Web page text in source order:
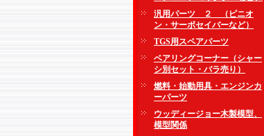
汎用パーツ ２ （ピニオ
ン・サーボセイバーなど）
TGS用スペアパーツ
ベアリングコーナー（シャー
シ別セット・バラ売り）
燃料・始動用具・エンジンカ
ーパーツ
ウッディージョー木製模型、
模型関係